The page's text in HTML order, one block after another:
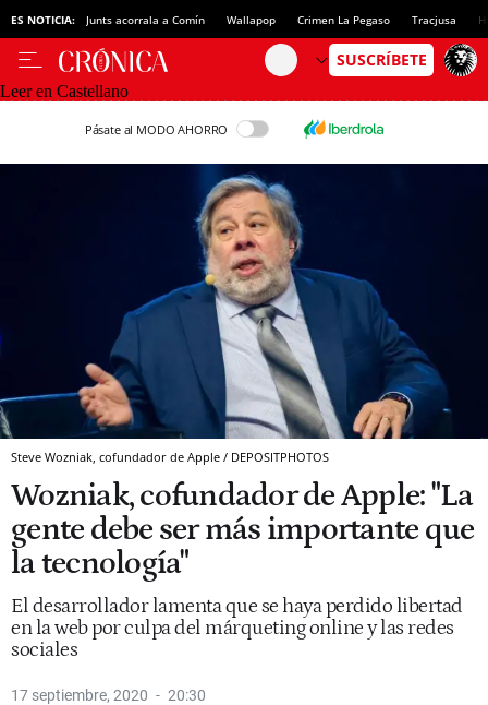
ES NOTICIA: Junts acorrala a Comín Wallapop Crimen La Pegaso Tracjusa
Leer en Castellano
Pásate al MODO AHORRO
Steve Wozniak, cofundador de Apple / DEPOSITPHOTOS
Wozniak, cofundador de Apple: "La
gente debe ser más importante que
la tecnología"
El desarrollador lamenta que se haya perdido libertad
en la web por culpa del márqueting online y las redes
sociales
17 septiembre, 2020 20:30